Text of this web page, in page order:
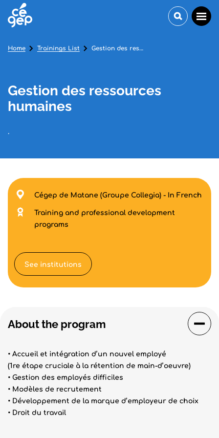
Gestion des ressources
humaines
.
Home Trainings List Gestion des ressources humaines
About the program
• Accueil et intégration d’un nouvel employé
(1re étape cruciale à la rétention de main-d’oeuvre)
• Gestion des employés difficiles
• Modèles de recrutement
• Développement de la marque d’employeur de choix
• Droit du travail
Cégep de Matane (Groupe Collegia) - In French
Training and professional development
programs
See institutions